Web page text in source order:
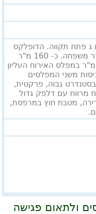
ג פתח תקווה. הדופלקס
כולל 4 חדרי שינה, סלון, פ.אוכל וחדר משפחה. כ- 160 מ"ר
מרפסות סוכה: 65 מטר מ"ר במפלס האירוח העליון
משני המפלסים
בסטנדרט גבוה, פרקטית,
מרווח עם דלפק גדול
מטבח חוץ במרפסת,
ולתאום פגישה